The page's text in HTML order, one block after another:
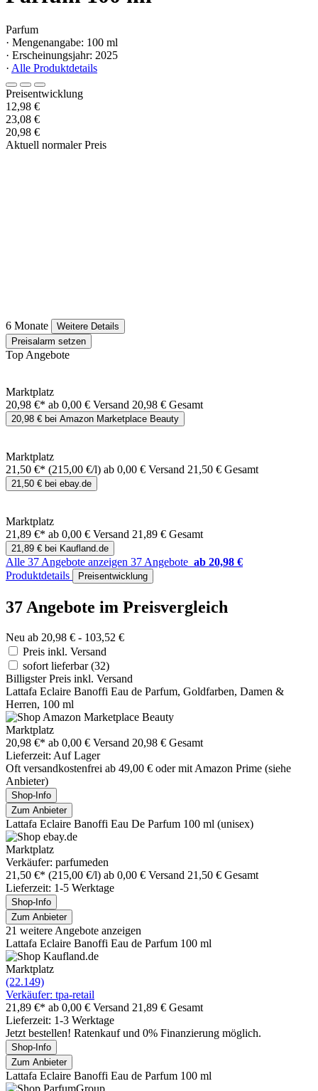
Parfum
· Mengenangabe: 100 ml
· Erscheinungsjahr: 2025
· Alle Produktdetails
Preisentwicklung
12,98 €
23,08 €
20,98 €
Aktuell normaler Preis
6 Monate
Weitere Details
Preisalarm setzen
Top Angebote
Marktplatz
20,98 €* ab 0,00 € Versand 20,98 € Gesamt
20,98 € bei Amazon Marketplace Beauty
Marktplatz
21,50 €* (215,00 €/l) ab 0,00 € Versand 21,50 € Gesamt
21,50 € bei ebay.de
Marktplatz
21,89 €* ab 0,00 € Versand 21,89 € Gesamt
21,89 € bei Kaufland.de
Alle 37 Angebote anzeigen 37 Angebote ab 20,98 €
Produktdetails
Preisentwicklung
37 Angebote im Preisvergleich
Neu ab 20,98 € - 103,52 €
Preis inkl. Versand
sofort lieferbar(32)
Billigster Preis inkl. Versand
Lattafa Eclaire Banoffi Eau de Parfum, Goldfarben, Damen &
Herren, 100 ml
Marktplatz
20,98 €* ab 0,00 € Versand 20,98 € Gesamt
Lieferzeit: Auf Lager
Oft versandkostenfrei ab 49,00 € oder mit Amazon Prime (siehe
Anbieter)
Shop-Info
Zum Anbieter
Lattafa Eclaire Banoffi Eau De Parfum 100 ml (unisex)
Marktplatz
Verkäufer: parfumeden
21,50 €* (215,00 €/l) ab 0,00 € Versand 21,50 € Gesamt
Lieferzeit: 1-5 Werktage
Shop-Info
Zum Anbieter
21 weitere Angebote anzeigen
Lattafa Eclaire Banoffi Eau de Parfum 100 ml
Marktplatz
(22.149)
Verkäufer: tpa-retail
21,89 €* ab 0,00 € Versand 21,89 € Gesamt
Lieferzeit: 1-3 Werktage
Jetzt bestellen! Ratenkauf und 0% Finanzierung möglich.
Shop-Info
Zum Anbieter
Lattafa Eclaire Banoffi Eau de Parfum 100 ml